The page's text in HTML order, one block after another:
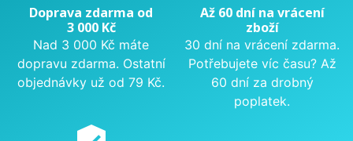
Doprava zdarma od
3 000 Kč
Nad 3 000 Kč máte
dopravu zdarma. Ostatní
objednávky už od 79 Kč.
Až 60 dní na vrácení
zboží
30 dní na vrácení zdarma.
Potřebujete víc času? Až
60 dní za drobný
poplatek.